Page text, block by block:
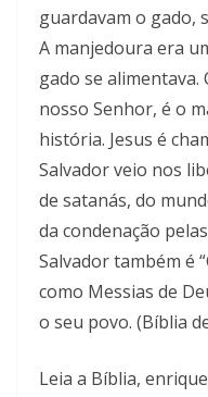
guardavam o gado,
A manjedoura era
gado se alimentava.
nosso Senhor, é o
história. Jesus é
Salvador veio nos
de satanás, do
da condenação
Salvador também é
como Messias de
o seu povo. (Bíblia
Leia a Bíblia,